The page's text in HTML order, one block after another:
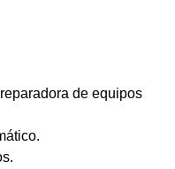
de equipos